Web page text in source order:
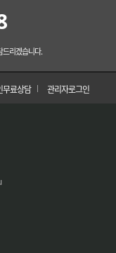
드리겠습니다.
무료상담 관리자로그인